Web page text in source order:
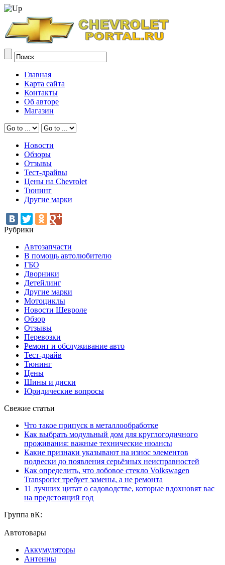
Главная
Карта сайта
Контакты
Об авторе
Магазин
Новости
Обзоры
Отзывы
Тест-драйвы
Цены на Chevrolet
Тюнинг
Другие марки
Рубрики
Автозапчасти
В помощь автолюбителю
ГБО
Дворники
Детейлинг
Другие марки
Мотоциклы
Новости Шевроле
Обзор
Отзывы
Перевозки
Ремонт и обслуживание авто
Тест-драйв
Тюнинг
Цены
Шины и диски
Юридические вопросы
Свежие статьи
Что такое припуск в металлообработке
Как выбрать модульный дом для круглогодичного
проживания: важные технические нюансы
Какие признаки указывают на износ элементов
подвески до появления серьёзных неисправностей
Как определить, что лобовое стекло Volkswagen
Transporter требует замены, а не ремонта
11 лучших цитат о садоводстве, которые вдохновят вас
на предстоящий год
Группа вК:
Автотовары
Аккумуляторы
Антенны